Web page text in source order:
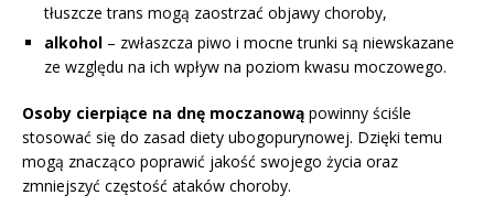
tłuszcze trans mogą zaostrzać objawy choroby,
alkohol – zwłaszcza piwo i mocne trunki są niewskazane
ze względu na ich wpływ na poziom kwasu moczowego.
Osoby cierpiące na dnę moczanową powinny ściśle
stosować się do zasad diety ubogopurynowej. Dzięki temu
mogą znacząco poprawić jakość swojego życia oraz
zmniejszyć częstość ataków choroby.